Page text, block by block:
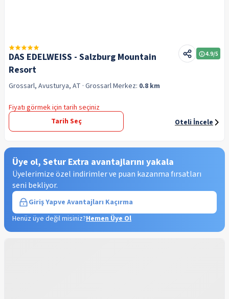
DAS EDELWEISS - Salzburg Mountain
Resort
4.9/5
Grossarl, Avusturya, AT · GrossarlMerkez: 0.8 km
Fiyatı görmek için tarih seçiniz
Tarih Seç
Oteli İncele
Üye ol, Setur Extra avantajlarını yakala
Üyelerimize özel indirimler ve puan kazanma fırsatları
seni bekliyor.
Giriş Yapve Avantajları Kaçırma
Henüz üye değil misiniz?Hemen Üye Ol